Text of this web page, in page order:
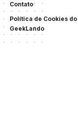
Contato
Política de Cookies do
GeekLando